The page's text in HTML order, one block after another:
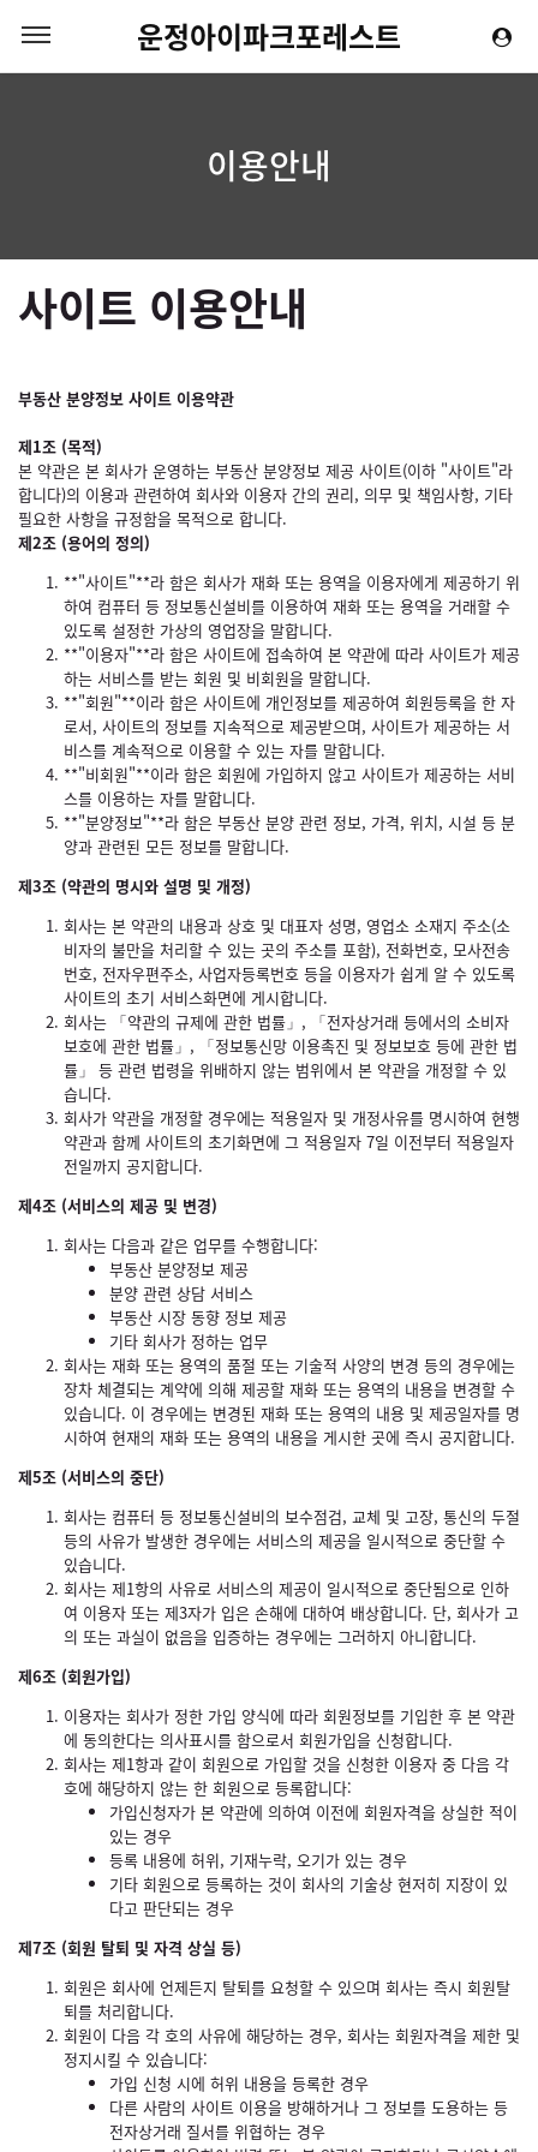
운정아이파크포레스트
이용안내
사이트 이용안내
부동산 분양정보 사이트 이용약관
제1조 (목적)
본 약관은 본 회사가 운영하는 부동산 분양정보 제공 사이트(이하 "사이트"라
합니다)의 이용과 관련하여 회사와 이용자 간의 권리, 의무 및 책임사항, 기타
필요한 사항을 규정함을 목적으로 합니다.
제2조 (용어의 정의)
**"사이트"**라 함은 회사가 재화 또는 용역을 이용자에게 제공하기 위
하여 컴퓨터 등 정보통신설비를 이용하여 재화 또는 용역을 거래할 수
있도록 설정한 가상의 영업장을 말합니다.
**"이용자"**라 함은 사이트에 접속하여 본 약관에 따라 사이트가 제공
하는 서비스를 받는 회원 및 비회원을 말합니다.
**"회원"**이라 함은 사이트에 개인정보를 제공하여 회원등록을 한 자
로서, 사이트의 정보를 지속적으로 제공받으며, 사이트가 제공하는 서
비스를 계속적으로 이용할 수 있는 자를 말합니다.
**"비회원"**이라 함은 회원에 가입하지 않고 사이트가 제공하는 서비
스를 이용하는 자를 말합니다.
**"분양정보"**라 함은 부동산 분양 관련 정보, 가격, 위치, 시설 등 분
양과 관련된 모든 정보를 말합니다.
제3조 (약관의 명시와 설명 및 개정)
회사는 본 약관의 내용과 상호 및 대표자 성명, 영업소 소재지 주소(소
비자의 불만을 처리할 수 있는 곳의 주소를 포함), 전화번호, 모사전송
번호, 전자우편주소, 사업자등록번호 등을 이용자가 쉽게 알 수 있도록
사이트의 초기 서비스화면에 게시합니다.
회사는 「약관의 규제에 관한 법률」, 「전자상거래 등에서의 소비자
보호에 관한 법률」, 「정보통신망 이용촉진 및 정보보호 등에 관한 법
률」 등 관련 법령을 위배하지 않는 범위에서 본 약관을 개정할 수 있
습니다.
회사가 약관을 개정할 경우에는 적용일자 및 개정사유를 명시하여 현행
약관과 함께 사이트의 초기화면에 그 적용일자 7일 이전부터 적용일자
전일까지 공지합니다.
제4조 (서비스의 제공 및 변경)
회사는 다음과 같은 업무를 수행합니다:
부동산 분양정보 제공
분양 관련 상담 서비스
부동산 시장 동향 정보 제공
기타 회사가 정하는 업무
회사는 재화 또는 용역의 품절 또는 기술적 사양의 변경 등의 경우에는
장차 체결되는 계약에 의해 제공할 재화 또는 용역의 내용을 변경할 수
있습니다. 이 경우에는 변경된 재화 또는 용역의 내용 및 제공일자를 명
시하여 현재의 재화 또는 용역의 내용을 게시한 곳에 즉시 공지합니다.
제5조 (서비스의 중단)
회사는 컴퓨터 등 정보통신설비의 보수점검, 교체 및 고장, 통신의 두절
등의 사유가 발생한 경우에는 서비스의 제공을 일시적으로 중단할 수
있습니다.
회사는 제1항의 사유로 서비스의 제공이 일시적으로 중단됨으로 인하
여 이용자 또는 제3자가 입은 손해에 대하여 배상합니다. 단, 회사가 고
의 또는 과실이 없음을 입증하는 경우에는 그러하지 아니합니다.
제6조 (회원가입)
이용자는 회사가 정한 가입 양식에 따라 회원정보를 기입한 후 본 약관
에 동의한다는 의사표시를 함으로서 회원가입을 신청합니다.
회사는 제1항과 같이 회원으로 가입할 것을 신청한 이용자 중 다음 각
호에 해당하지 않는 한 회원으로 등록합니다:
가입신청자가 본 약관에 의하여 이전에 회원자격을 상실한 적이
있는 경우
등록 내용에 허위, 기재누락, 오기가 있는 경우
기타 회원으로 등록하는 것이 회사의 기술상 현저히 지장이 있
다고 판단되는 경우
제7조 (회원 탈퇴 및 자격 상실 등)
회원은 회사에 언제든지 탈퇴를 요청할 수 있으며 회사는 즉시 회원탈
퇴를 처리합니다.
회원이 다음 각 호의 사유에 해당하는 경우, 회사는 회원자격을 제한 및
정지시킬 수 있습니다:
가입 신청 시에 허위 내용을 등록한 경우
다른 사람의 사이트 이용을 방해하거나 그 정보를 도용하는 등
전자상거래 질서를 위협하는 경우